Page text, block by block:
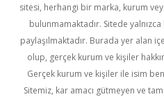
sitesi, herhangi bir marka, kurum
bulunmamaktadır. Sitede yalnızca
paylaşılmaktadır. Burada yer alan
olup, gerçek kurum ve kişiler
Gerçek kurum ve kişiler ile isim
Sitemiz, kar amacı gütmeyen ve